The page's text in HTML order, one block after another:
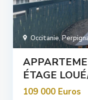
Occitanie,
ÉTAGE
109 000 Euros